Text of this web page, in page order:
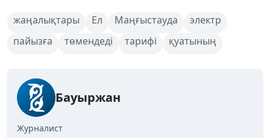
жаңалықтары Ел Маңғыстауда
электр
пайызға
төмендеді тарифі қуатының
Бауыржан
Журналист